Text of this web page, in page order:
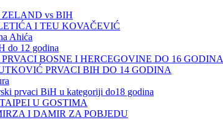
ZELAND vs BIH
I TEU KOVAČEVIĆ
Ahića
do 12 godina
BOSNE I HERCEGOVINE DO 16 GODINA
PRVACI BIH DO 14 GODINA
prvaci BiH u kategoriji do18 godina
U GOSTIMA
I DAMIR ZA POBJEDU